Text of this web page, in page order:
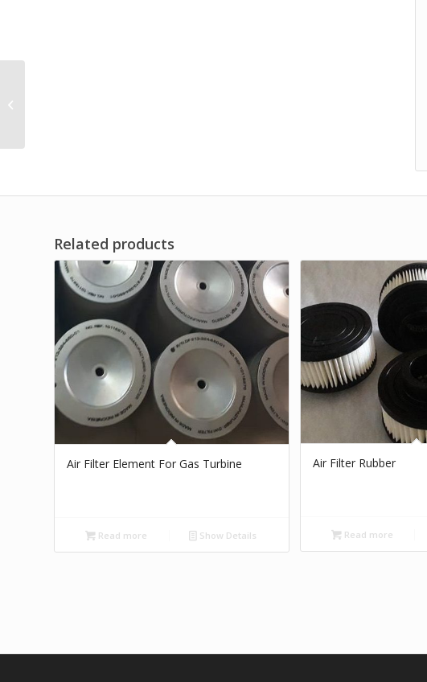
Related products
Air Filter Element For Gas Turbine
Read more Show Details
Air Filter Rubber
Read more